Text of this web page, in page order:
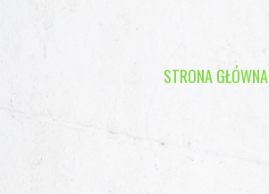
STRONA GŁÓWNA